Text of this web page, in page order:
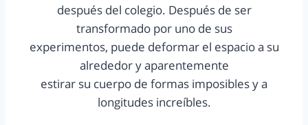
después del colegio. Después de ser
transformado por uno de sus
experimentos, puede deformar el espacio a su
alrededor y aparentemente
estirar su cuerpo de formas imposibles y a
longitudes increíbles.